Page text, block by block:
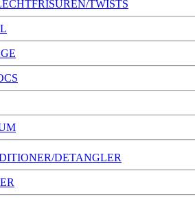
TWISTS
DETANGLER